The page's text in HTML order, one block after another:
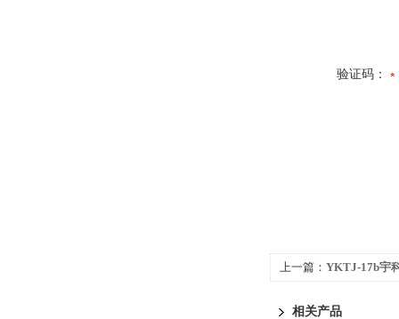
验证码：
上一篇： YKTJ-17b宇
相关产品